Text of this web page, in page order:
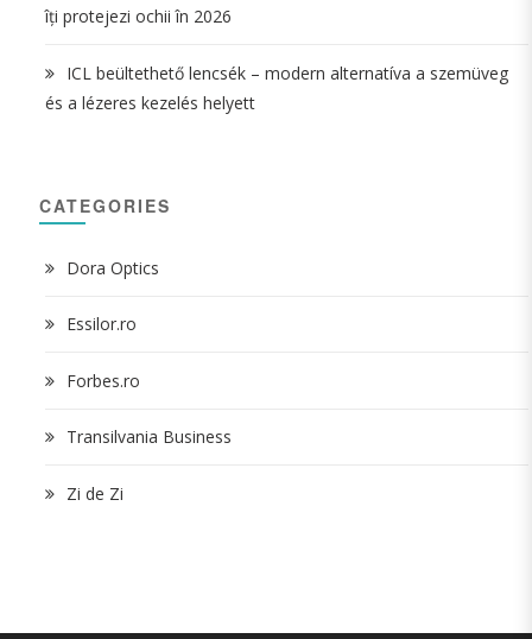
îți protejezi ochii în 2026
ICL beültethető lencsék – modern alternatíva a szemüveg
és a lézeres kezelés helyett
CATEGORIES
Dora Optics
Essilor.ro
Forbes.ro
Transilvania Business
Zi de Zi